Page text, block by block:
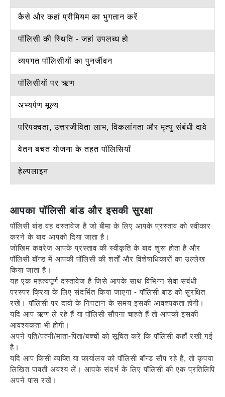
कैसे और कहां प्रीमियम का भुगतान करें
पॉलिसी की स्थिति - जहां उपलब्ध हो
व्यपगत पॉलिसीयों का पुनर्जीवन
पॉलिसीयों पर ऋण
अभ्यर्पण मूल्य
परिपक्वता, उत्तरजीविता लाभ, विकलांगता और मृत्यु संबंधी दावे
वेतन बचत योजना के तहत पॉलिसियाँ
हेल्पलाइन
आपका पॉलिसी बांड और इसकी सुरक्षा
पॉलिसी बांड वह दस्तावेज है जो बीमा के लिए आपके प्रस्ताव को स्वीकार
करने के बाद आपको दिया जाता है।
जोखिम कवरेज आपके प्रस्ताव की स्वीकृति के बाद शुरू होता है और
पॉलिसी बॉन्ड में आपकी पॉलिसी की शर्तों और विशेषाधिकारों का उल्लेख
किया जाता है।
यह एक महत्वपूर्ण दस्तावेज है जिसे आपके साथ विभिन्न सेवा संबंधी
परस्पर क्रिया के लिए संदर्भित किया जाएगा - पॉलिसी बांड को सुरक्षित
रखें। पॉलिसी पर दावों के निपटान के समय इसकी आवश्यकता होगी।
यदि आप ऋण ले रहे हैं या पॉलिसी सौंपना चाहते हैं तो आपको इसकी
आवश्यकता भी होगी।
अपने पति/पत्नी/माता-पिता/बच्चों को सूचित करें कि पॉलिसी कहाँ रखी गई
है।
यदि आप किसी व्यक्ति या कार्यालय को पॉलिसी बॉन्ड सौंप रहे हैं, तो कृपया
लिखित पावती अवश्य लें। आपके संदर्भ के लिए पॉलिसी की एक प्रतिलिपि
अपने पास रखें।